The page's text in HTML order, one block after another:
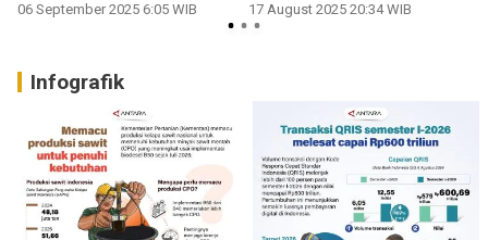
06 September 2025 6:05 WIB 17 August 2025 20:34 WIB
Infografik